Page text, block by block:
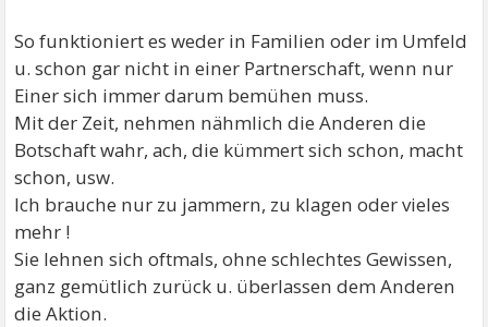
So funktioniert es weder in Familien oder im Umfeld
u. schon gar nicht in einer Partnerschaft, wenn nur
Einer sich immer darum bemühen muss.
Mit der Zeit, nehmen nähmlich die Anderen die
Botschaft wahr, ach, die kümmert sich schon, macht
schon, usw.
Ich brauche nur zu jammern, zu klagen oder vieles
mehr !
Sie lehnen sich oftmals, ohne schlechtes Gewissen,
ganz gemütlich zurück u. überlassen dem Anderen
die Aktion.